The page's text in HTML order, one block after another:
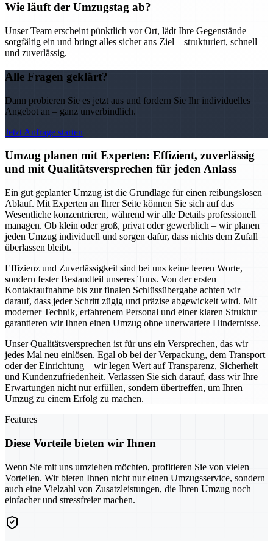
Wie läuft der Umzugstag ab?
Unser Team erscheint pünktlich vor Ort, lädt Ihre Gegenstände
sorgfältig ein und bringt alles sicher ans Ziel – strukturiert, schnell
und zuverlässig.
Alle Fragen geklärt?
Dann probieren Sie es jetzt aus und fordern Sie Ihr individuelles
Angebot an – ganz unverbindlich.
Jetzt Anfrage starten
Umzug planen mit Experten: Effizient, zuverlässig
und mit Qualitätsversprechen für jeden Anlass
Ein gut geplanter Umzug ist die Grundlage für einen reibungslosen
Ablauf. Mit Experten an Ihrer Seite können Sie sich auf das
Wesentliche konzentrieren, während wir alle Details professionell
managen. Ob klein oder groß, privat oder gewerblich – wir planen
jeden Umzug individuell und sorgen dafür, dass nichts dem Zufall
überlassen bleibt.
Effizienz und Zuverlässigkeit sind bei uns keine leeren Worte,
sondern fester Bestandteil unseres Tuns. Von der ersten
Kontaktaufnahme bis zur finalen Schlüssübergabe achten wir
darauf, dass jeder Schritt zügig und präzise abgewickelt wird. Mit
moderner Technik, erfahrenem Personal und einer klaren Struktur
garantieren wir Ihnen einen Umzug ohne unerwartete Hindernisse.
Unser Qualitätsversprechen ist für uns ein Versprechen, das wir
jedes Mal neu einlösen. Egal ob bei der Verpackung, dem Transport
oder der Einrichtung – wir legen Wert auf Transparenz, Sicherheit
und Kundenzufriedenheit. Verlassen Sie sich darauf, dass wir Ihre
Erwartungen nicht nur erfüllen, sondern übertreffen, um Ihren
Umzug zu einem Erfolg zu machen.
Features
Diese Vorteile bieten wir Ihnen
Wenn Sie mit uns umziehen möchten, profitieren Sie von vielen
Vorteilen. Wir bieten Ihnen nicht nur einen Umzugsservice, sondern
auch eine Vielzahl von Zusatzleistungen, die Ihren Umzug noch
einfacher und stressfreier machen.